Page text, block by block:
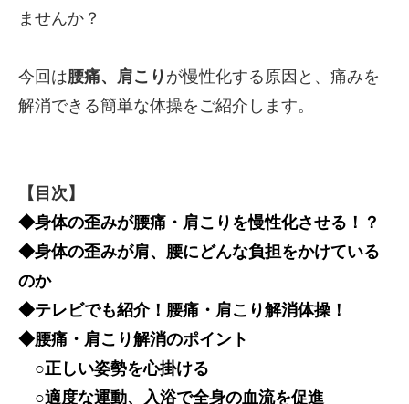
ませんか？
今回は腰痛、肩こり が慢性化する原因と、痛みを
解消できる簡単な体操をご紹介します。
【目次】
◆身体の歪みが腰痛・肩こりを慢性化させる！？
◆身体の歪みが肩、腰にどんな負担をかけている
のか
◆テレビでも紹介！腰痛・肩こり解消体操！
◆腰痛・肩こり解消のポイント
○正しい姿勢を心掛ける
○適度な運動、入浴で全身の血流を促進